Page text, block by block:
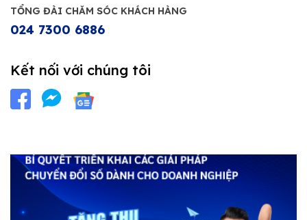
TỔNG ĐÀI CHĂM SÓC KHÁCH HÀNG
024 7300 6886
Kết nối với chúng tôi